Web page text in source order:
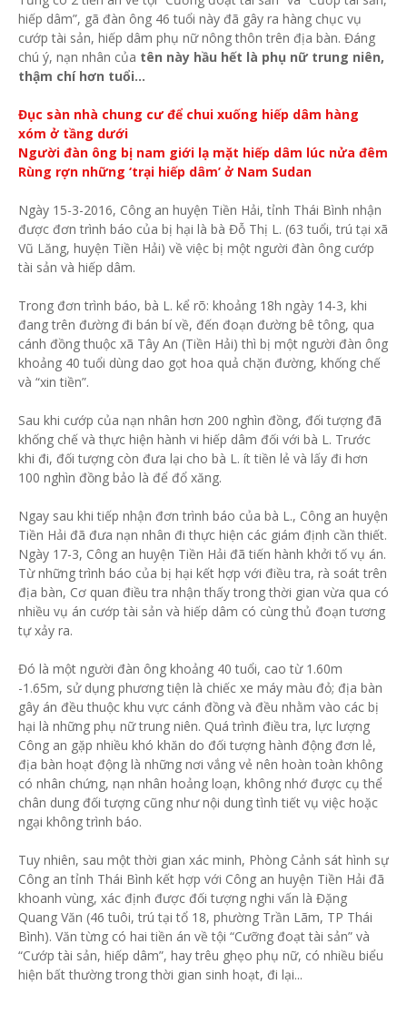
hiếp dâm”, gã đàn ông 46 tuổi này đã gây ra hàng chục vụ
cướp tài sản, hiếp dâm phụ nữ nông thôn trên địa bàn. Đáng
chú ý, nạn nhân của tên này hầu hết là phụ nữ trung niên,
thậm chí hơn tuổi...
Đục sàn nhà chung cư để chui xuống hiếp dâm hàng
xóm ở tầng dưới
Người đàn ông bị nam giới lạ mặt hiếp dâm lúc nửa đêm
Rùng rợn những ‘trại hiếp dâm’ ở Nam Sudan
Ngày 15-3-2016, Công an huyện Tiền Hải, tỉnh Thái Bình nhận
được đơn trình báo của bị hại là bà Đỗ Thị L. (63 tuổi, trú tại xã
Vũ Lăng, huyện Tiền Hải) về việc bị một người đàn ông cướp
tài sản và hiếp dâm.
Trong đơn trình báo, bà L. kể rõ: khoảng 18h ngày 14-3, khi
đang trên đường đi bán bí về, đến đoạn đường bê tông, qua
cánh đồng thuộc xã Tây An (Tiền Hải) thì bị một người đàn ông
khoảng 40 tuổi dùng dao gọt hoa quả chặn đường, khống chế
và “xin tiền”.
Sau khi cướp của nạn nhân hơn 200 nghìn đồng, đối tượng đã
khống chế và thực hiện hành vi hiếp dâm đối với bà L. Trước
khi đi, đối tượng còn đưa lại cho bà L. ít tiền lẻ và lấy đi hơn
100 nghìn đồng bảo là để đổ xăng.
Ngay sau khi tiếp nhận đơn trình báo của bà L., Công an huyện
Tiền Hải đã đưa nạn nhân đi thực hiện các giám định cần thiết.
Ngày 17-3, Công an huyện Tiền Hải đã tiến hành khởi tố vụ án.
Từ những trình báo của bị hại kết hợp với điều tra, rà soát trên
địa bàn, Cơ quan điều tra nhận thấy trong thời gian vừa qua có
nhiều vụ án cướp tài sản và hiếp dâm có cùng thủ đoạn tương
tự xảy ra.
Đó là một người đàn ông khoảng 40 tuổi, cao từ 1.60m
-1.65m, sử dụng phương tiện là chiếc xe máy màu đỏ; địa bàn
gây án đều thuộc khu vực cánh đồng và đều nhằm vào các bị
hại là những phụ nữ trung niên. Quá trình điều tra, lực lượng
Công an gặp nhiều khó khăn do đối tượng hành động đơn lẻ,
địa bàn hoạt động là những nơi vắng vẻ nên hoàn toàn không
có nhân chứng, nạn nhân hoảng loạn, không nhớ được cụ thể
chân dung đối tượng cũng như nội dung tình tiết vụ việc hoặc
ngại không trình báo.
Tuy nhiên, sau một thời gian xác minh, Phòng Cảnh sát hình sự
Công an tỉnh Thái Bình kết hợp với Công an huyện Tiền Hải đã
khoanh vùng, xác định được đối tượng nghi vấn là Đặng
Quang Văn (46 tuôi, trú tại tổ 18, phường Trần Lãm, TP Thái
Bình). Văn từng có hai tiền án về tội “Cưỡng đoạt tài sản” và
“Cướp tài sản, hiếp dâm”, hay trêu ghẹo phụ nữ, có nhiều biểu
hiện bất thường trong thời gian sinh hoạt, đi lại...